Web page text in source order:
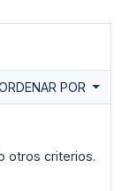
POR
otros criterios.